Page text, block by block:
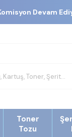
Devam
Toner
Tozu